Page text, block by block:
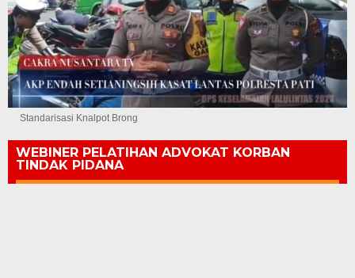
Standarisasi Knalpot Brong
WEBINER PELATIHAN ADVOKAT KORBAN
TINDAK PIDANA